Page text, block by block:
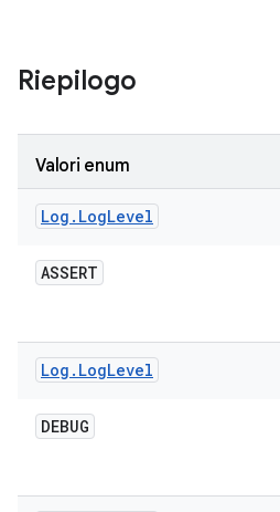
Riepilogo
Valori enum
Log . LogLevel
ASSERT
Log . LogLevel
DEBUG